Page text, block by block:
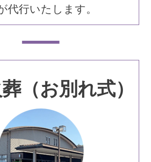
代行いたします。
（お別れ式）